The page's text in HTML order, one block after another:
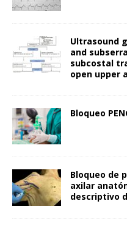
Ultrasound
and
subcostal
open upper
Bloqueo
Bloqueo de
axilar
descriptivo